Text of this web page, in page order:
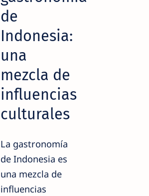
de
Indonesia:
una
mezcla de
influencias
culturales
La gastronomía
de Indonesia es
una mezcla de
influencias